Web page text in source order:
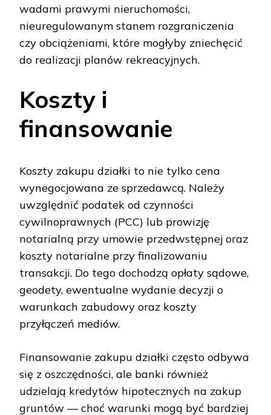
wadami prawymi nieruchomości,
nieuregulowanym stanem rozgraniczenia
czy obciążeniami, które mogłyby zniechęcić
do realizacji planów rekreacyjnych.
Koszty i
finansowanie
Koszty zakupu działki to nie tylko cena
wynegocjowana ze sprzedawcą. Należy
uwzględnić podatek od czynności
cywilnoprawnych (PCC) lub prowizję
notarialną przy umowie przedwstępnej oraz
koszty notarialne przy finalizowaniu
transakcji. Do tego dochodzą opłaty sądowe,
geodety, ewentualne wydanie decyzji o
warunkach zabudowy oraz koszty
przyłączeń mediów.
Finansowanie zakupu działki często odbywa
się z oszczędności, ale banki również
udzielają kredytów hipotecznych na zakup
gruntów — choć warunki mogą być bardziej